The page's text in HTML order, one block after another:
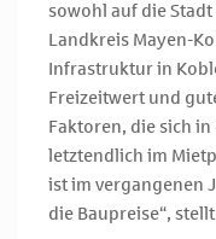
sowohl auf die
Landkreis Mayen-
Infrastruktur in
Freizeitwert und
Faktoren, die sich
letztendlich im
ist im vergangenen
die Baupreise“,